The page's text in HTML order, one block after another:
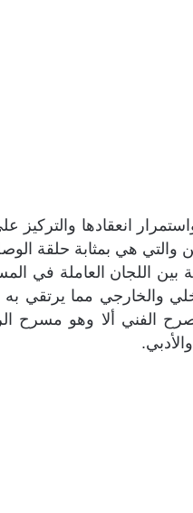
انعقادها والتركيز
والتي هي بمثابة حلقة
اللجان العاملة في
والخارجي مما يرتقي
الفني ألا وهو مسرح